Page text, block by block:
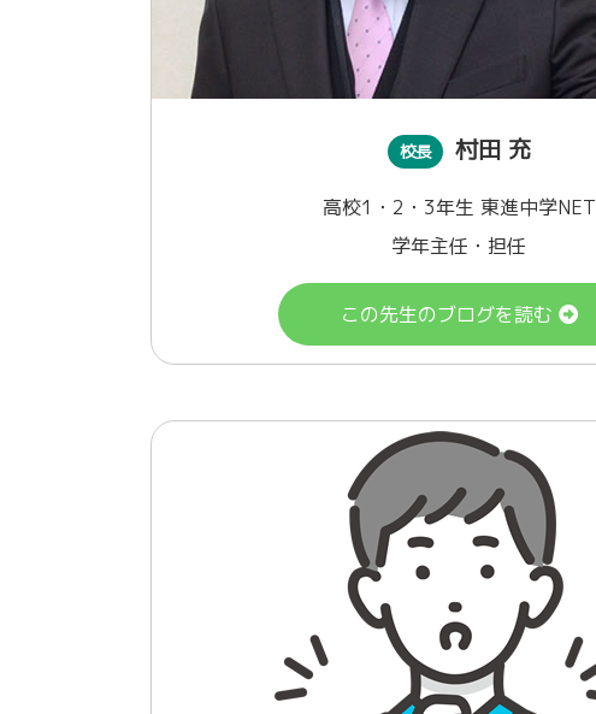
校長 村田 充
高校1・2・3年生 東進中学NET
学年主任・担任
この先生のブログを読む